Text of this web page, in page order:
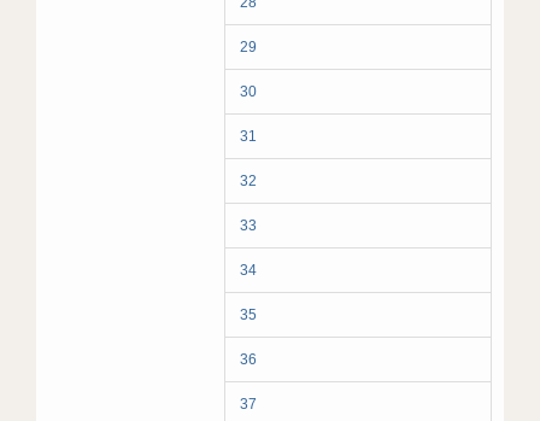
29
30
31
32
33
34
35
36
37